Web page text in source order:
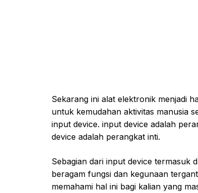
Sekarang ini alat elektronik menjadi
untuk kemudahan aktivitas manusia
input device. input device adalah
device adalah perangkat inti.
Sebagian dari input device termasuk
beragam fungsi dan kegunaan
memahami hal ini bagi kalian yang